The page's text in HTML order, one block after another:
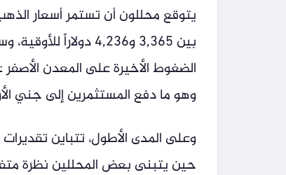
بين 3,365 و4,236
الضغوط الأخيرة على المعدن
وهو ما دفع المستثمرين إلى جني